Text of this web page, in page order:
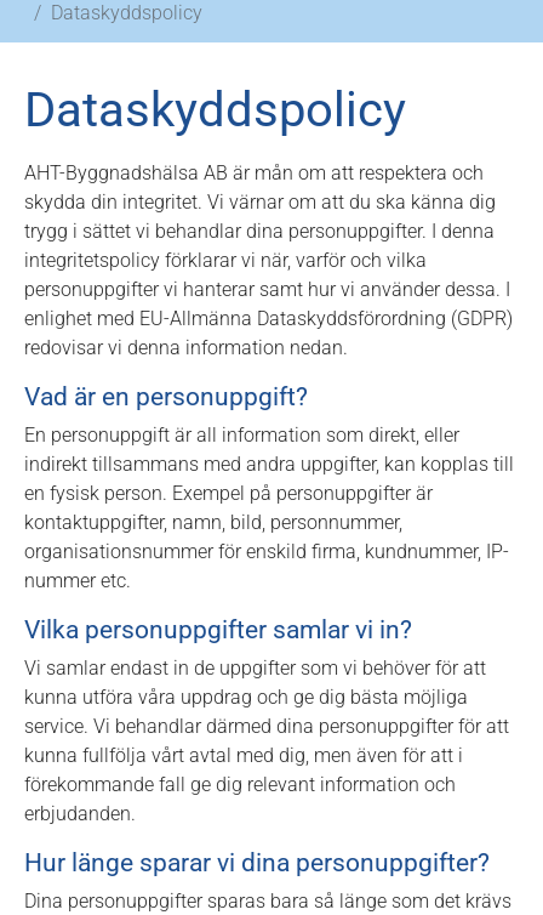
Dataskyddspolicy
Dataskyddspolicy
AHT-Byggnadshälsa AB är mån om att respektera och
skydda din integritet. Vi värnar om att du ska känna dig
trygg i sättet vi behandlar dina personuppgifter. I denna
integritetspolicy förklarar vi när, varför och vilka
personuppgifter vi hanterar samt hur vi använder dessa. I
enlighet med EU-Allmänna Dataskyddsförordning (GDPR)
redovisar vi denna information nedan.
Vad är en personuppgift?
En personuppgift är all information som direkt, eller
indirekt tillsammans med andra uppgifter, kan kopplas till
en fysisk person. Exempel på personuppgifter är
kontaktuppgifter, namn, bild, personnummer,
organisationsnummer för enskild firma, kundnummer, IP-
nummer etc.
Vilka personuppgifter samlar vi in?
Vi samlar endast in de uppgifter som vi behöver för att
kunna utföra våra uppdrag och ge dig bästa möjliga
service. Vi behandlar därmed dina personuppgifter för att
kunna fullfölja vårt avtal med dig, men även för att i
förekommande fall ge dig relevant information och
erbjudanden.
Hur länge sparar vi dina personuppgifter?
Dina personuppgifter sparas bara så länge som det krävs